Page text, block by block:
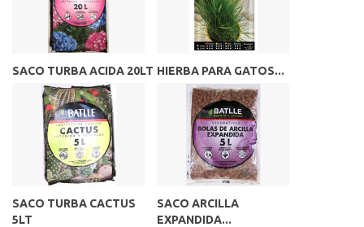
SACO TURBA ACIDA 20LT HIERBA PARA GATOS...
SACO TURBA CACTUS
5LT
SACO ARCILLA
EXPANDIDA...